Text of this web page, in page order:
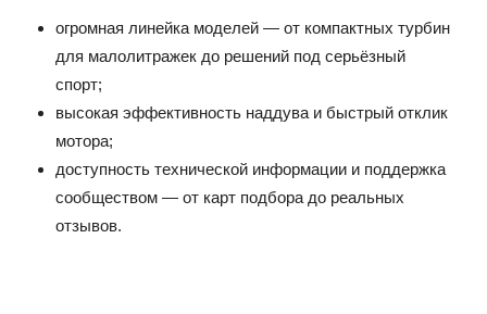
огромная линейка моделей — от компактных турбин
для малолитражек до решений под серьёзный
спорт;
высокая эффективность наддува и быстрый отклик
мотора;
доступность технической информации и поддержка
сообществом — от карт подбора до реальных
отзывов.